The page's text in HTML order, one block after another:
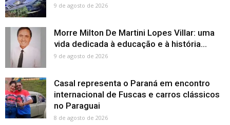
9 de agosto de 2026
Morre Milton De Martini Lopes Villar: uma
vida dedicada à educação e à história...
9 de agosto de 2026
Casal representa o Paraná em encontro
internacional de Fuscas e carros clássicos
no Paraguai
8 de agosto de 2026